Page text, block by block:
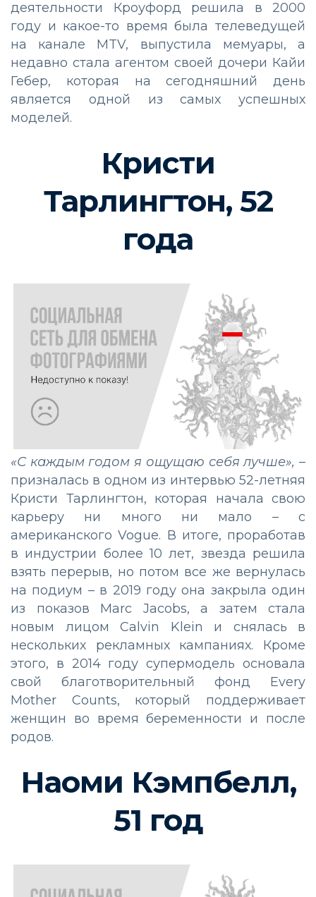
деятельности Кроуфорд решила в 2000
году и какое-то время была телеведущей
на канале MTV, выпустила мемуары, а
недавно стала агентом своей дочери Кайи
Гебер, которая на сегодняшний день
является одной из самых успешных
моделей.
Кристи
Тарлингтон, 52
года
«С каждым годом я ощущаю себя лучше», –
призналась в одном из интервью 52-летняя
Кристи Тарлингтон, которая начала свою
карьеру ни много ни мало – с
американского Vogue. В итоге, проработав
в индустрии более 10 лет, звезда решила
взять перерыв, но потом все же вернулась
на подиум – в 2019 году она закрыла один
из показов Marc Jacobs, а затем стала
новым лицом Calvin Klein и снялась в
нескольких рекламных кампаниях. Кроме
этого, в 2014 году супермодель основала
свой благотворительный фонд Every
Mother Counts, который поддерживает
женщин во время беременности и после
родов.
Наоми Кэмпбелл,
51 год